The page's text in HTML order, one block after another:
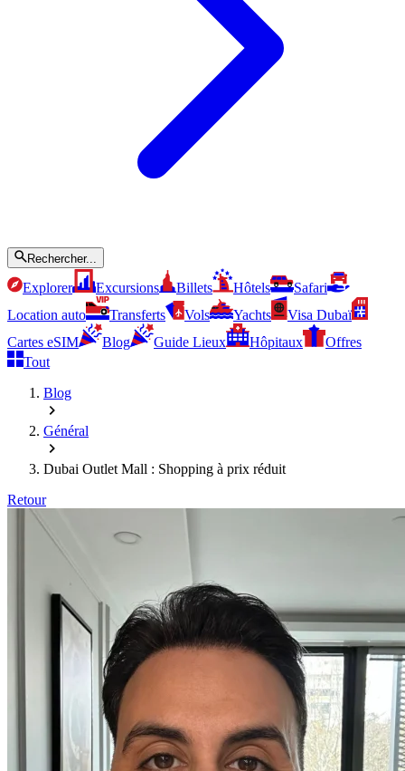
Rechercher...
Explorer Excursions Billets Hôtels
Safari
Location auto
Transferts Vols Yachts
Visa Dubaï
Cartes eSIM
Blog Guide Lieux Hôpitaux
Offres
Tout
Blog
Général
Dubai Outlet Mall : Shopping à prix réduit
Retour